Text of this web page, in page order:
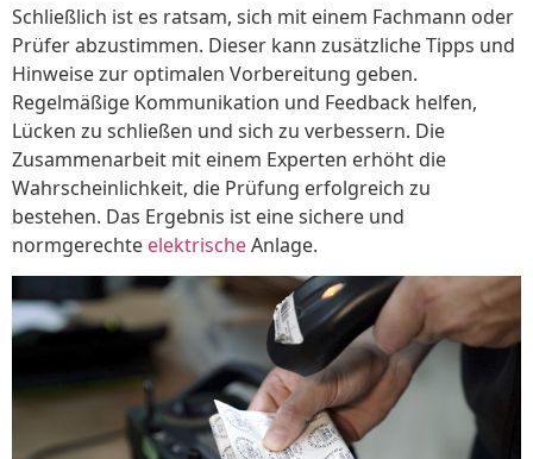
Schließlich ist es ratsam, sich mit einem Fachmann oder
Prüfer abzustimmen. Dieser kann zusätzliche Tipps und
Hinweise zur optimalen Vorbereitung geben.
Regelmäßige Kommunikation und Feedback helfen,
Lücken zu schließen und sich zu verbessern. Die
Zusammenarbeit mit einem Experten erhöht die
Wahrscheinlichkeit, die Prüfung erfolgreich zu
bestehen. Das Ergebnis ist eine sichere und
normgerechte elektrischeAnlage.